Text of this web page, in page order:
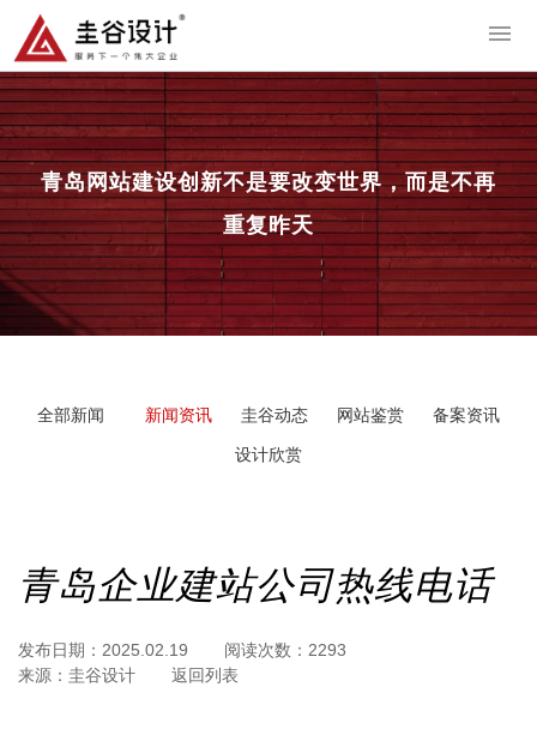
青岛网站建设创新不是要改变世界，而是不再
重复昨天
全部新闻 新闻资讯 圭谷动态 网站鉴赏 备案资讯
设计欣赏
青岛企业建站公司热线电话
发布日期： 2025.02.19 阅读次数： 2293
来源： 圭谷设计 返回列表